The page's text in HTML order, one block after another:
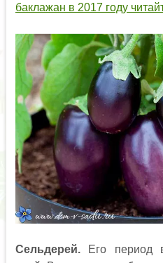
баклажан в 2017 году
Сельдерей.Его период